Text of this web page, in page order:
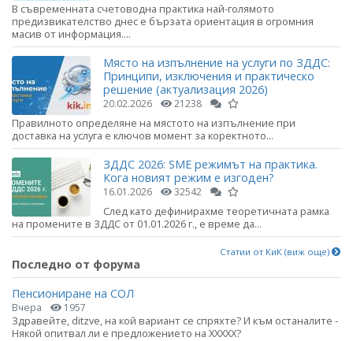
В съвременната счетоводна практика най-голямото
предизвикателство днес е бързата ориентация в огромния
масив от информация....
Място на изпълнение на услуги по ЗДДС:
Принципи, изключения и практическо
решение (актуализация 2026)
20.02.2026 21238
Правилното определяне на мястото на изпълнение при
доставка на услуга е ключов момент за коректното...
ЗДДС 2026: SME режимът на практика.
Кога новият режим е изгоден?
16.01.2026 32542
След като дефинирахме теоретичната рамка
на промените в ЗДДС от 01.01.2026 г., е време да...
Статии от КиК (виж още)
Последно от форума
Пенсиониране на СОЛ
Вчера 1957
Здравейте, ditzve, на кой вариант се спряхте? И към останалите -
Някой опитвал ли е предложението на ХХХХХ?